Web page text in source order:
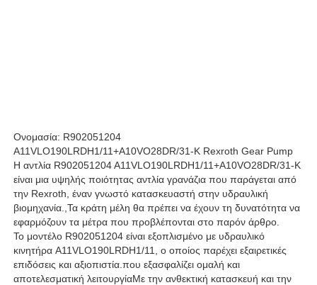
Υδραυλική αντλία Vickers
Υδραυλική βαλβίδα Rexroth
Συσκευές φίλτρου Rexroth
Υδραυλική βαλβίδα YUKEN
Ονομασία: R902051204
A11VLO190LRDH1/11+A10VO28DR/31-K Rexroth Gear Pump
Η αντλία R902051204 A11VLO190LRDH1/11+A10VO28DR/31-K
είναι μια υψηλής ποιότητας αντλία γρανάζια που παράγεται από
την Rexroth, έναν γνωστό κατασκευαστή στην υδραυλική
βιομηχανία.,Τα κράτη μέλη θα πρέπει να έχουν τη δυνατότητα να
εφαρμόζουν τα μέτρα που προβλέπονται στο παρόν άρθρο.
Το μοντέλο R902051204 είναι εξοπλισμένο με υδραυλικό
κινητήρα A11VLO190LRDH1/11, ο οποίος παρέχει εξαιρετικές
επιδόσεις και αξιοπιστία.που εξασφαλίζει ομαλή και
αποτελεσματική λειτουργίαΜε την ανθεκτική κατασκευή και την